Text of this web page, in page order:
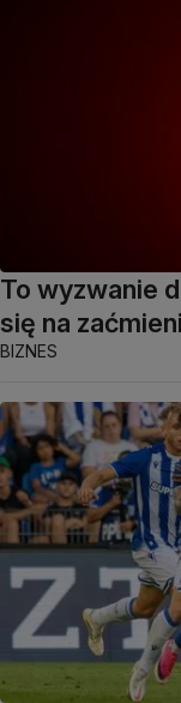
To wyzwanie
się na
BIZNES